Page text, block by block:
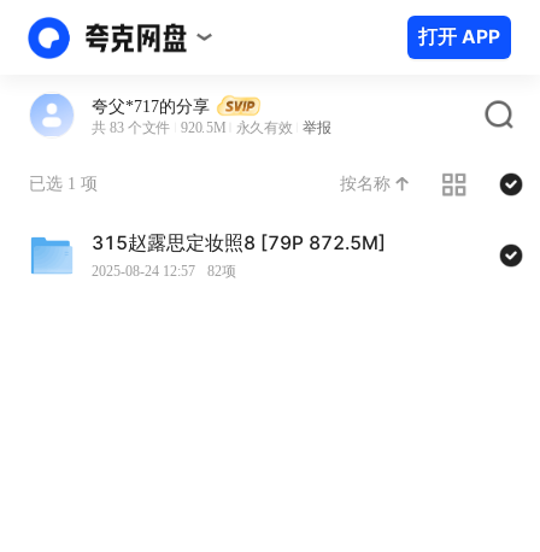
打开 APP
夸父*717的分享
共 83 个文件 920.5M 永久有效 举报
已选 1 项 按名称
315赵露思定妆照8 [79P 872.5M]
2025-08-24 12:57 82项